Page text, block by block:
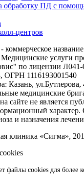
обработку ПД с
центров
коммерческое
услуги
по лицензии Л041-
ОГРН 1116193001540
Казань, ул.Бутлерова,
медицинские
сайте не является
и назначения
клиника «Сигма»,
файлы cookies для более